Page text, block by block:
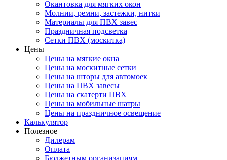
Окантовка для мягких окон
Молнии, ремни, застежки, нитки
Материалы для ПВХ завес
Праздничная подсветка
Сетки ПВХ (москитка)
Цены
Цены на мягкие окна
Цены на москитные сетки
Цены на шторы для автомоек
Цены на ПВХ завесы
Цены на скатерти ПВХ
Цены на мобильные шатры
Цены на праздничное освещение
Калькулятор
Полезное
Дилерам
Оплата
Бюджетным организациям